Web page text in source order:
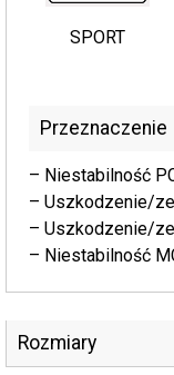
SPORT
Przeznaczenie
– Niestabilność
– Uszkodzenie/
– Uszkodzenie/
– Niestabilność
Rozmiary